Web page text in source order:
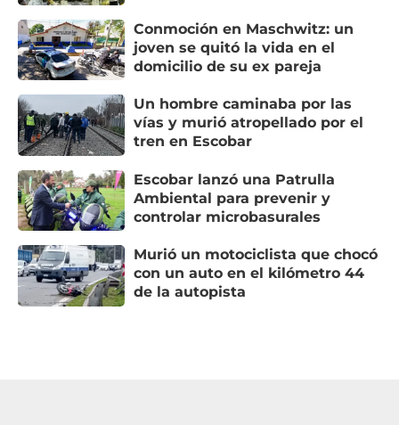
Conmoción en Maschwitz: un
joven se quitó la vida en el
domicilio de su ex pareja
Un hombre caminaba por las
vías y murió atropellado por el
tren en Escobar
Escobar lanzó una Patrulla
Ambiental para prevenir y
controlar microbasurales
Murió un motociclista que chocó
con un auto en el kilómetro 44
de la autopista